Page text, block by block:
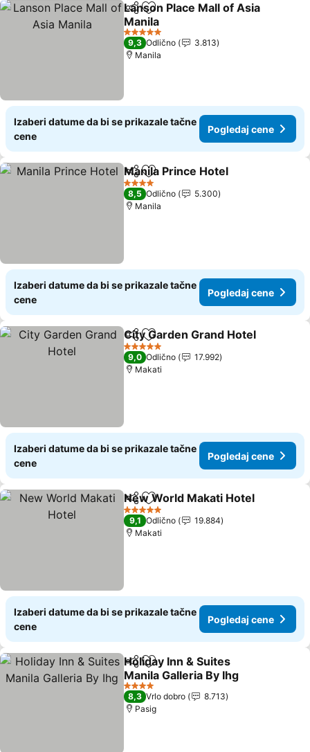
Deli Dodati u favorite
Lanson Place Mall of Asia
Manila
Pogledaj cene
5 Zvezdice
9,3 Odlično
3.813
Manila
Izaberi datume da bi se prikazale tačne
cene
Pogledaj cene
Deli Dodati u favorite
Manila Prince Hotel
4 Zvezdice
8,5 Odlično
5.300
Manila
Izaberi datume da bi se prikazale tačne
cene
Pogledaj cene
Deli Dodati u favorite
City Garden Grand Hotel
5 Zvezdice
9,0 Odlično
17.992
Makati
Izaberi datume da bi se prikazale tačne
cene
Pogledaj cene
Deli Dodati u favorite
New World Makati Hotel
5 Zvezdice
9,1 Odlično
19.884
Makati
Izaberi datume da bi se prikazale tačne
cene
Pogledaj cene
Deli Dodati u favorite
Holiday Inn & Suites
Manila Galleria By Ihg
Pogledaj cene
4 Zvezdice
8,3 Vrlo dobro
8.713
Pasig